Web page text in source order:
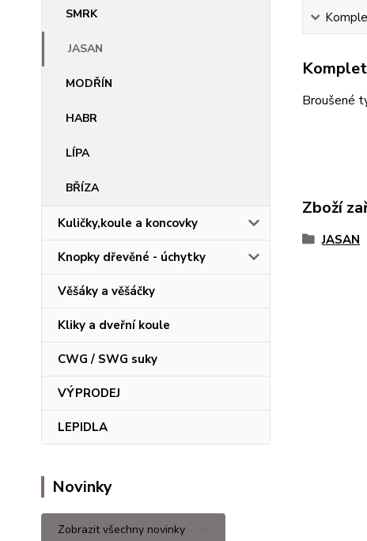
SMRK
JASAN
MODŘÍN
HABR
LÍPA
BŘÍZA
Kuličky,koule a koncovky
Knopky dřevěné - úchytky
Věšáky a věšáčky
Kliky a dveřní koule
CWG / SWG suky
VÝPRODEJ
LEPIDLA
Novinky
Zobrazit všechny novinky
Broušené
Zboží
JASAN